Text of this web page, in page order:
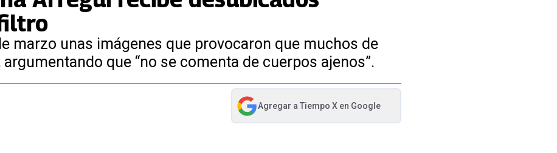
marzo unas imágenes que provocaron que muchos de
que “no se comenta de cuerpos ajenos”.
Agregar a Tiempo Xen Google
abre en nueva pestaña